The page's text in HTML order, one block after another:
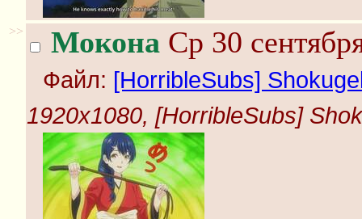
>> Мокона Ср 30
Файл: [HorribleSubs]
1920x1080, [HorribleSubs]